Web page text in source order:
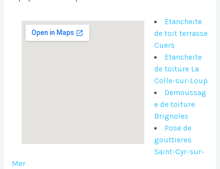
Etancheite
de toit terrasse
Cuers
Etancheite
de toiture La
Colle-sur-Loup
Demoussag
e de toiture
Brignoles
Pose de
gouttieres
Saint-Cyr-sur-
Mer